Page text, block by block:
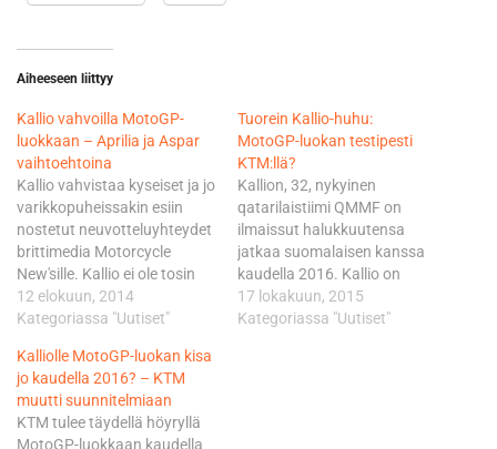
Aiheeseen liittyy
Kallio vahvoilla MotoGP-
luokkaan – Aprilia ja Aspar
vaihtoehtoina
Kallio vahvistaa kyseiset ja jo
varikkopuheissakin esiin
nostetut neuvotteluyhteydet
brittimedia Motorcycle
New'sille. Kallio ei ole tosin
suinkaan ainoa, joka on
tuotu julki Aprilian
Listalta löytyvät ainakin
myös Superbike-luokan MM-
sarjan kuljettajien, eli
italialaisen Marco Melandrin
12 elokuun, 2014
Kategoriassa "Uutiset"
Tuorein Kallio-huhu:
MotoGP-luokan testipesti
KTM:llä?
Kallion, 32, nykyinen
qatarilaistiimi QMMF on
ilmaissut halukkuutensa
jatkaa suomalaisen kanssa
kaudella 2016. Kallio on
kuitenkin itse ehtinyt vihjata,
että motokakkoset on
17 lokakuun, 2015
Kategoriassa "Uutiset"
Kalliolle MotoGP-luokan kisa
jo kaudella 2016? – KTM
muutti suunnitelmiaan
KTM tulee täydellä höyryllä
MotoGP-luokkaan kaudella